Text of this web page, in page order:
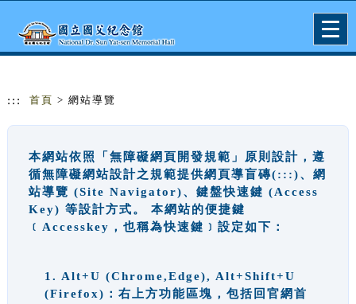
::: 首頁 > 網站導覽
本網站依照「無障礙網頁開發規範」原則設計，遵
循無障礙網站設計之規範提供網頁導盲磚(:::)、網
站導覽 (Site Navigator)、鍵盤快速鍵 (Access
Key) 等設計方式。 本網站的便捷鍵
﹝Accesskey，也稱為快速鍵﹞設定如下：
1. Alt+U (Chrome,Edge), Alt+Shift+U
(Firefox)：右上方功能區塊，包括回官網首